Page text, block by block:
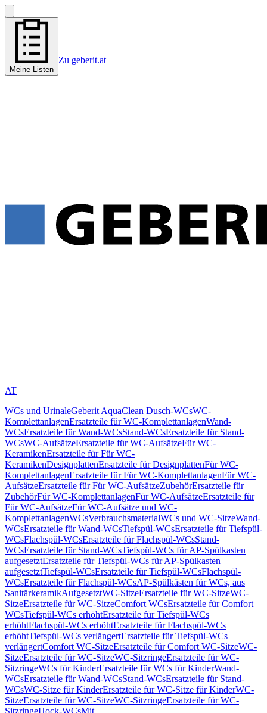
Meine Listen
Zu geberit.at
AT
WCs und UrinaleGeberit AquaClean Dusch-WCsWC-
KomplettanlagenErsatzteile für WC-KomplettanlagenWand-
WCsErsatzteile für Wand-WCsStand-WCsErsatzteile für Stand-
WCsWC-AufsätzeErsatzteile für WC-AufsätzeFür WC-
KeramikenErsatzteile für Für WC-
KeramikenDesignplattenErsatzteile für DesignplattenFür WC-
KomplettanlagenErsatzteile für Für WC-KomplettanlagenFür WC-
AufsätzeErsatzteile für Für WC-AufsätzeZubehörErsatzteile für
ZubehörFür WC-KomplettanlagenFür WC-AufsätzeErsatzteile für
Für WC-AufsätzeFür WC-Aufsätze und WC-
KomplettanlagenWCsVerbrauchsmaterialWCs und WC-SitzeWand-
WCsErsatzteile für Wand-WCsTiefspül-WCsErsatzteile für Tiefspül-
WCsFlachspül-WCsErsatzteile für Flachspül-WCsStand-
WCsErsatzteile für Stand-WCsTiefspül-WCs für AP-Spülkasten
aufgesetztErsatzteile für Tiefspül-WCs für AP-Spülkasten
aufgesetztTiefspül-WCsErsatzteile für Tiefspül-WCsFlachspül-
WCsErsatzteile für Flachspül-WCsAP-Spülkästen für WCs, aus
SanitärkeramikAufgesetztWC-SitzeErsatzteile für WC-SitzeWC-
SitzeErsatzteile für WC-SitzeComfort WCsErsatzteile für Comfort
WCsTiefspül-WCs erhöhtErsatzteile für Tiefspül-WCs
erhöhtFlachspül-WCs erhöhtErsatzteile für Flachspül-WCs
erhöhtTiefspül-WCs verlängertErsatzteile für Tiefspül-WCs
verlängertComfort WC-SitzeErsatzteile für Comfort WC-SitzeWC-
SitzeErsatzteile für WC-SitzeWC-SitzringeErsatzteile für WC-
SitzringeWCs für KinderErsatzteile für WCs für KinderWand-
WCsErsatzteile für Wand-WCsStand-WCsErsatzteile für Stand-
WCsWC-Sitze für KinderErsatzteile für WC-Sitze für KinderWC-
SitzeErsatzteile für WC-SitzeWC-SitzringeErsatzteile für WC-
SitzringeHock-WCsMit